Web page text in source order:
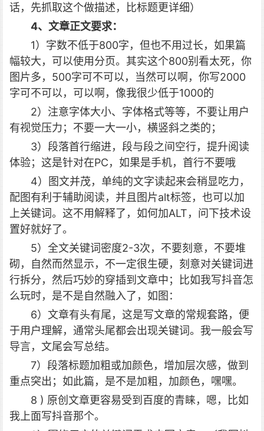
话，先抓取这个做描述，比标题更详细）
4、文章正文要求：
1）字数不低于800字，但也不用过长，如果篇
幅较大，可以使用分页。其实这个800别看太死，你
图片多，500字可不可以，当然可以啊，你写2000
字可不可以，可以啊，像我很少低于1000的
2）注意字体大小、字体格式等等，不要让用户
有视觉压力；不要一大一小，横竖斜之类的；
3）段落首行缩进，段与段之间空行，提升阅读
体验；这是针对在PC，如果是手机，首行不要哦
4）图文并茂，单纯的文字读起来会稍显吃力，
配图有利于辅助阅读，并且图片alt标签，也可以加
上关键词。这不用解释了，如何加ALT，问下技术设
置好就好了。
5）全文关键词密度2-3次，不要刻意，不要堆
砌，自然而然显示，不一定很生硬，刻意对关键词进
行拆分，然后巧妙的穿插到文章中；比如我写抖音怎
么玩时，是不是自然融入了，如图：
6）文章有头有尾，这是写文章的常规套路，便
于用户理解，通常头尾都会出现关键词。我一般会写
导言，文尾会写总结。
7）段落标题加粗或加颜色，增加层次感，做到
重点突出；如此篇，是不是加粗，加颜色，嘿嘿。
8 ) 原创文章更容易受到百度的青睐，嗯，比如
我上面写抖音那个。